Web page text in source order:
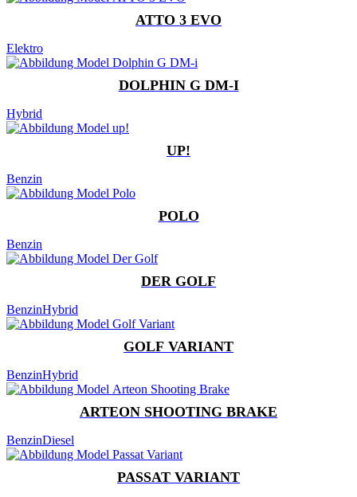
ATTO 3 EVO
Elektro
DOLPHIN G DM-I
Hybrid
UP!
Benzin
POLO
Benzin
DER GOLF
BenzinHybrid
GOLF VARIANT
BenzinHybrid
ARTEON SHOOTING BRAKE
BenzinDiesel
PASSAT VARIANT